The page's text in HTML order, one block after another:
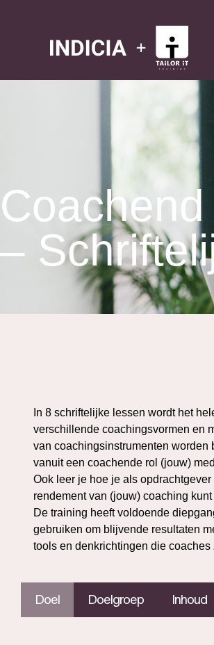
–
In 8 schriftelijke lessen wordt het
verschillende coachingsvormen en
van coachingsinstrumenten worden
vanuit een coachende rol (jouw)
Ook leer je hoe je als
rendement van (jouw) coaching
De training heeft voldoende
gebruiken om blijvende resultaten
tools en denkrichtingen die
Doel Doelgroep Inhoud